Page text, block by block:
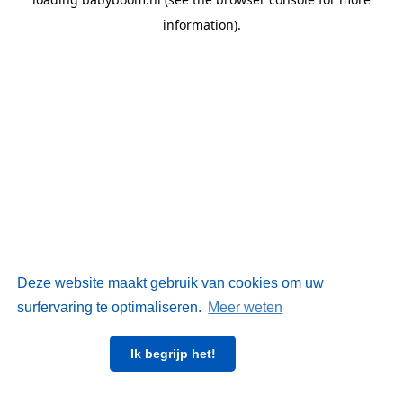
Deze website maakt gebruik van cookies om uw
surfervaring te optimaliseren. Meer weten
Ik begrijp het!
information).